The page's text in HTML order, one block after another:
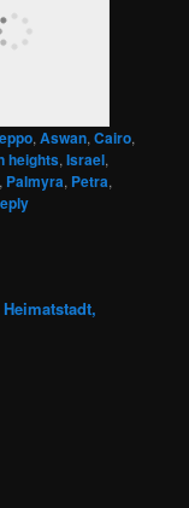
,Aswan,Cairo,
heights,Israel,
, Palmyra, Petra,